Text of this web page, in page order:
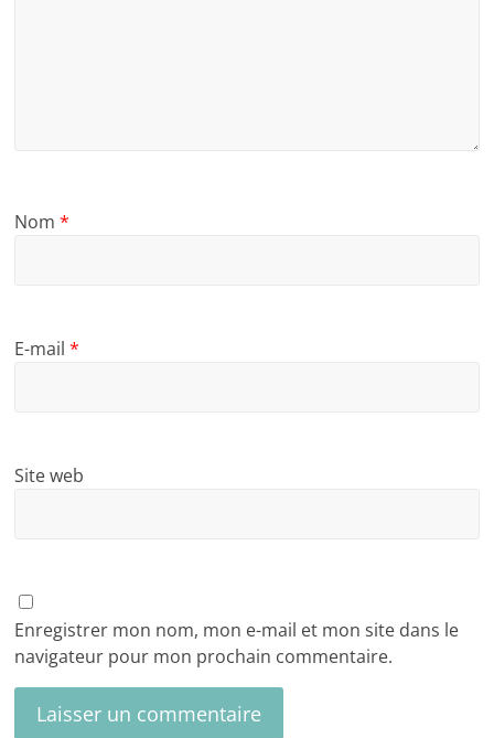
Nom*
E-mail*
Site web
Enregistrer mon nom, mon e-mail et mon site dans le
navigateur pour mon prochain commentaire.